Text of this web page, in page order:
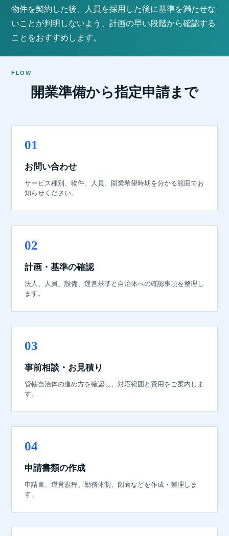
物件を契約した後、人員を採用した後に基準を満たせな
いことが判明しないよう、計画の早い段階から確認する
ことをおすすめします。
FLOW
開業準備から指定申請まで
お問い合わせ
サービス種別、物件、人員、開業希望時期を分かる範囲でお
知らせください。
計画・基準の確認
法人、人員、設備、運営基準と自治体への確認事項を整理し
ます。
事前相談・お見積り
管轄自治体の進め方を確認し、対応範囲と費用をご案内しま
す。
申請書類の作成
申請書、運営規程、勤務体制、図面などを作成・整理しま
す。